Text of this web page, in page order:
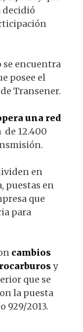
decidió
se encuentra
posee el
Transener.
una red
de 12.400
en
puestas en
que
para
cambios
y
que se
la puesta
929/2013.